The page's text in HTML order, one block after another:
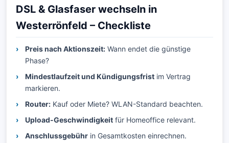
DSL & Glasfaser wechseln in
Westerrönfeld – Checkliste
Preis nach Aktionszeit: Wann endet die günstige
Phase?
Mindestlaufzeit und Kündigungsfrist im Vertrag
markieren.
Router: Kauf oder Miete? WLAN-Standard beachten.
Upload-Geschwindigkeit für Homeoffice relevant.
Anschlussgebühr in Gesamtkosten einrechnen.